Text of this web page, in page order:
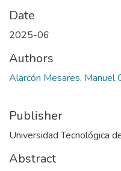
Date
2025-06
Authors
Alarcón Mesares, Manuel
Publisher
Universidad Tecnológica
Abstract